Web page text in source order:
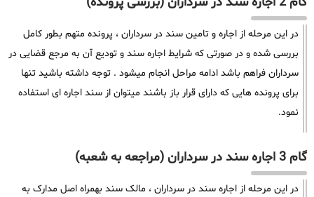
در این مرحله از اجاره و تامین سند در سرداران ، پرونده متهم بطور کامل
بررسی شده و در صورتی که شرایط اجاره سند و تودیع آن به مرجع قضایی در
سرداران فراهم باشد ادامه مراحل انجام میشود . توجه داشته باشید تنها
برای پرونده هایی که دارای قرار باز باشند میتوان از سند اجاره ای استفاده
نمود.
گام 3 اجاره سند در سرداران (مراجعه به شعبه)
در این مرحله از اجاره سند در سرداران ، مالک سند بهمراه اصل مدارک به